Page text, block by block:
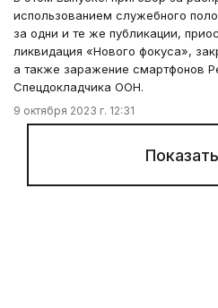
использованием служебного
за одни и те же публикации,
ликвидация «Нового фокуса»,
а также заражение смартфонов
Спецдокладчика ООН.
9 октября 2023 г. 12:31